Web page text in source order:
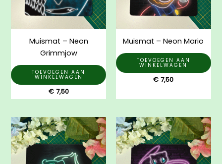
Muismat – Neon
Grimmjow
TOEVOEGEN AAN
WINKELWAGEN
€7,50
Muismat – Neon Mario
TOEVOEGEN AAN
WINKELWAGEN
€ 7,50